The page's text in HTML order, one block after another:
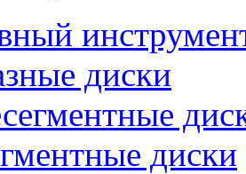
диски
диски